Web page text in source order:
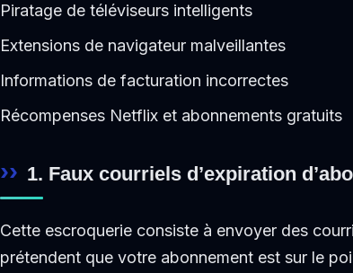
Piratage de téléviseurs intelligents
Extensions de navigateur malveillantes
Informations de facturation incorrectes
Récompenses Netflix et abonnements gratuits‍
1. Faux courriels d’expiration
Cette escroquerie consiste à envoyer des
prétendent que votre abonnement est sur le